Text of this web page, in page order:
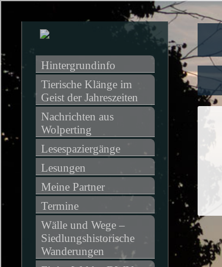
Hintergrundinfo
Tierische Klänge im
Geist der Jahreszeiten
Nachrichten aus
Wolperting
Lesespaziergänge
Lesungen
Meine Partner
Termine
Wälle und Wege –
Siedlungshistorische
Wanderungen